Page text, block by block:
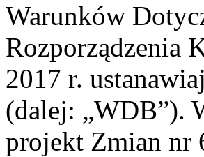
Warunków
Rozporządzenia
2017 r.
(dalej: „WDB”).
projekt Zmian nr